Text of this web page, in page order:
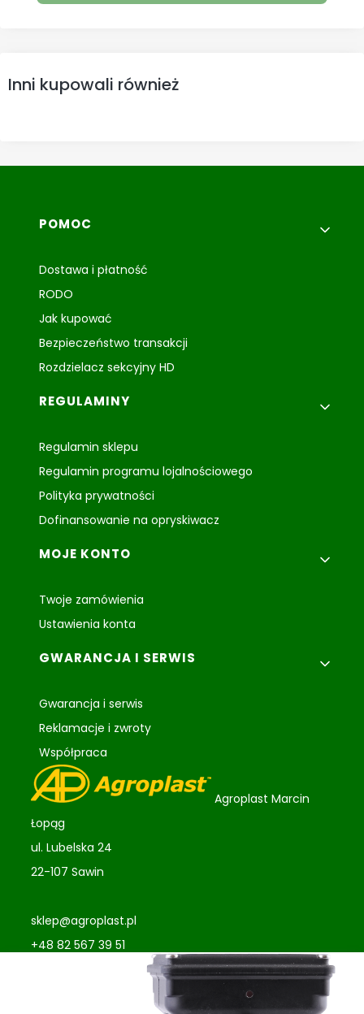
Inni kupowali również
Linki w stopce
POMOC
Dostawa i płatność
RODO
Jak kupować
Bezpieczeństwo transakcji
Rozdzielacz sekcyjny HD
REGULAMINY
Regulamin sklepu
Regulamin programu lojalnościowego
Polityka prywatności
Dofinansowanie na opryskiwacz
MOJE KONTO
Twoje zamówienia
Ustawienia konta
GWARANCJA I SERWIS
Gwarancja i serwis
Reklamacje i zwroty
Współpraca
Agroplast Marcin
Łopąg
ul. Lubelska 24
22-107 Sawin
sklep@agroplast.pl
+48 82 567 39 51